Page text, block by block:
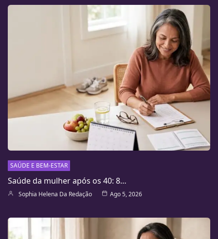
SAÚDE E BEM-ESTAR
Saúde da mulher após os 40: 8…
Sophia Helena Da Redação Ago 5, 2026